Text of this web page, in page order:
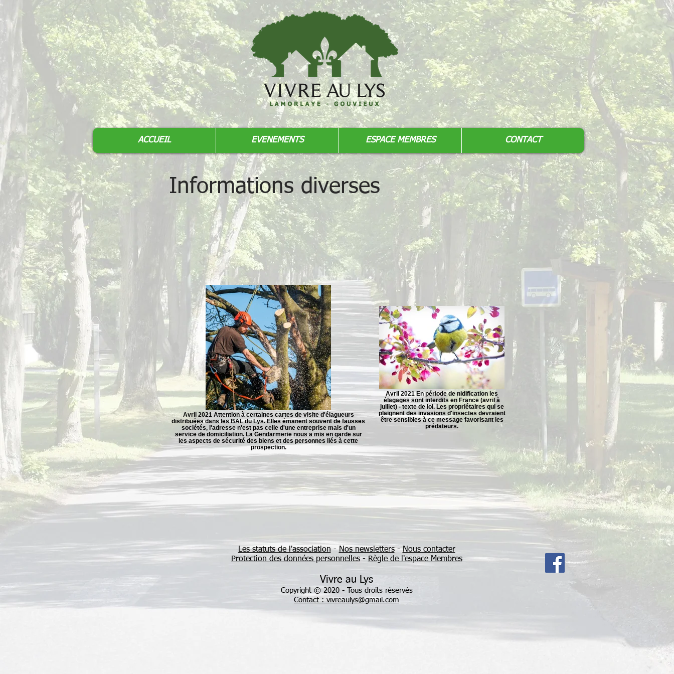
Informations diverses
Avril 2021 Attention à certaines cartes de visite d'élagueurs
distribuées dans les BAL du Lys. Elles émanent souvent de fausses
sociétés, l'adresse n'est pas celle d'une entreprise mais d'un
service de domiciliation. La Gendarmerie nous a mis en garde sur
les aspects de sécurité des biens et des personnes liés à cette
prospection.
Avril 2021 En période de nidification les
élagages sont interdits en France (avril à
juillet) - texte de loi. Les propriétaires qui se
plaignent des invasions d'insectes devraient
être sensibles à ce message favorisant les
prédateurs.
ACCUEIL EVENEMENTS ESPACE MEMBRES CONTACT
Les statuts de l'association-Nos newsletters-Nous contacter
Protection des données personnelles- Règle de l'espace Membres
Vivre au Lys
Copyright © 2020 - Tous droits réservés
Contact : vivreaulys@gmail.com